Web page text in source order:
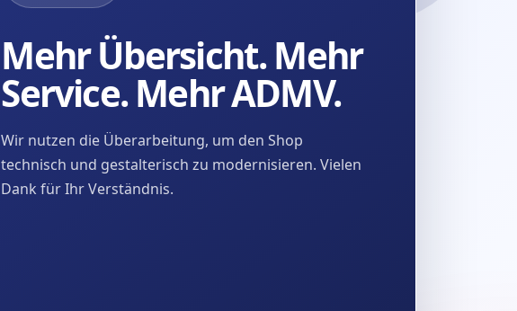
Mehr Übersicht. Mehr
Service. Mehr ADMV.
Wir nutzen die Überarbeitung, um den Shop
technisch und gestalterisch zu modernisieren. Vielen
Dank für Ihr Verständnis.